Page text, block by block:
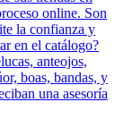
online. Son
la confianza y
en el catálogo?
anteojos,
boas, bandas, y
una asesoría